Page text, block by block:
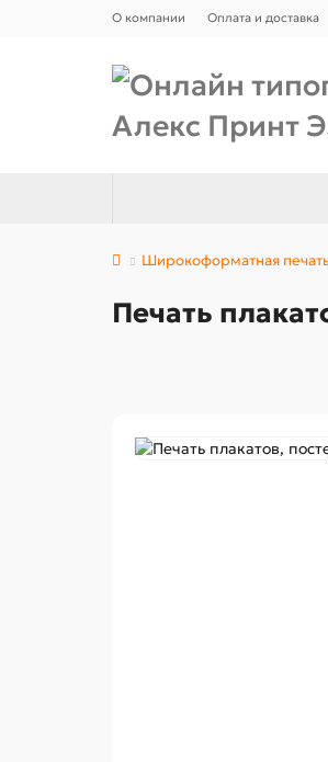
О компании Оплата и доставка
Широкоформатная
Печать